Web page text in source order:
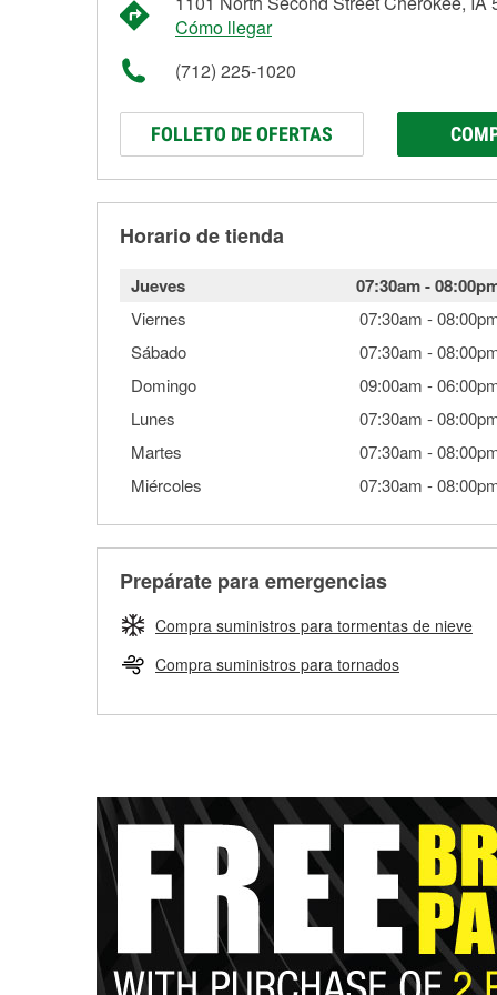
Cómo llegar
(712) 225-1020
FOLLETO DE OFERTAS
Horario de tienda
Jueves 07:30am-
Viernes 07:30am -
Sábado
07:30am -
Domingo
09:00am -
Lunes
07:30am -
Martes
07:30am -
Miércoles
07:30am -
Prepárate para emergencias
Compra suministros para tormentas de nieve
Compra suministros para tornados